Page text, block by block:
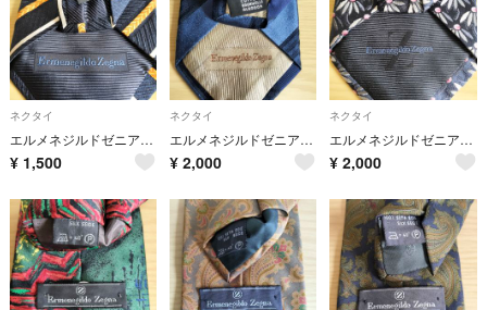
ネクタイ
エルメネジルドゼニア ネクタイ
¥ 1,500
ネクタイ
エルメネジルドゼニア ネクタイ
¥ 2,000
ネクタイ
エルメネジルドゼニア ネクタイ
¥ 2,000